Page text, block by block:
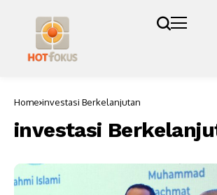
Home investasi Berkelanjutan
investasi